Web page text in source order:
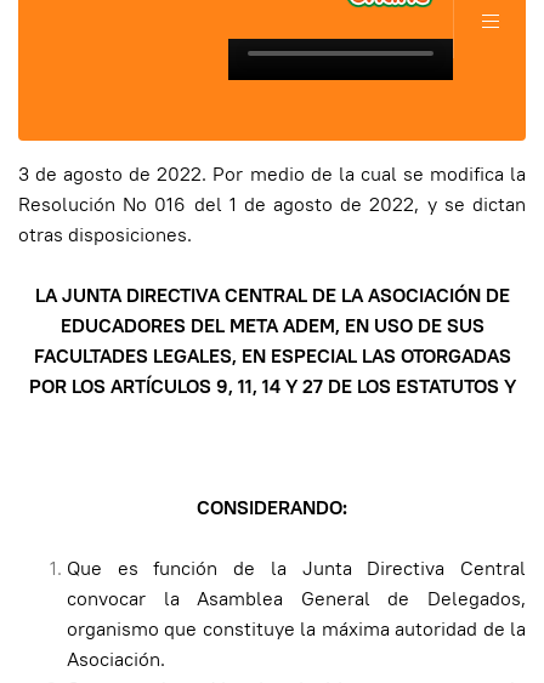
3 de agosto de 2022. Por medio de la cual se modifica la
Resolución No 016 del 1 de agosto de 2022, y se dictan
otras disposiciones.
LA JUNTA DIRECTIVA CENTRAL DE LA ASOCIACIÓN DE
EDUCADORES DEL META ADEM, EN USO DE SUS
FACULTADES LEGALES, EN ESPECIAL LAS OTORGADAS
POR LOS ARTÍCULOS 9, 11, 14 Y 27 DE LOS ESTATUTOS Y
CONSIDERANDO:
Que es función de la Junta Directiva Central
convocar la Asamblea General de Delegados,
organismo que constituye la máxima autoridad de la
Asociación.